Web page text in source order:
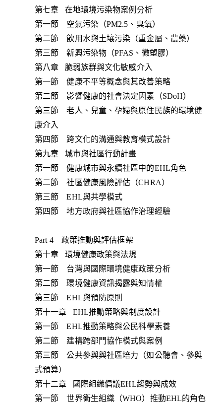
第七章 在地環境污染物案例分析
第一節 空氣污染（PM2.5、臭氧）
第二節 飲用水與土壤污染（重金屬、農藥）
第三節 新興污染物（PFAS、微塑膠）
第八章 脆弱族群與文化敏感介入
第一節 健康不平等概念與其改善策略
第二節 影響健康的社會決定因素（SDoH）
第三節 老人、兒童、孕婦與原住民族的環境健
康介入
第四節 跨文化的溝通與教育模式設計
第九章 城市與社區行動計畫
第一節 健康城市與永續社區中的EHL角色
第二節 社區健康風險評估（CHRA）
第三節 EHL與共學模式
第四節 地方政府與社區協作治理經驗
Part 4 政策推動與評估框架
第十章 環境健康政策與法規
第一節 台灣與國際環境健康政策分析
第二節 環境健康資訊揭露與知情權
第三節 EHL與預防原則
第十一章 EHL推動策略與制度設計
第一節 EHL推動策略與公民科學素養
第二節 建構跨部門協作模式與案例
第三節 公共參與與社區培力（如公聽會、參與
式預算）
第十二章 國際組織倡議EHL趨勢與成效
第一節 世界衛生組織（WHO）推動EHL的角色